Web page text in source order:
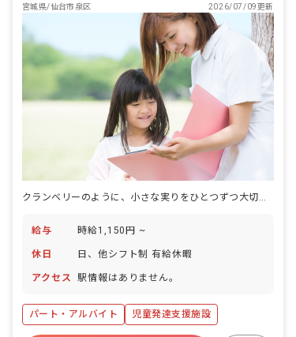
宮城県/仙台市泉区
2026/07/09更新
クランベリーのように、小さな実りをひとつずつ大切に育てていく児童発達支援。
給与 時給1,150円 ~
休日 日、他シフト制 有給休暇
アクセス 駅情報はありません。
パート・アルバイト 児童発達支援施設